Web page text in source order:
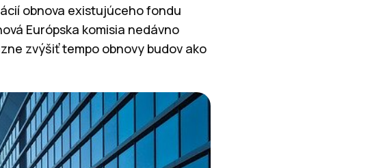
obnova existujúceho fondu
Európska komisia nedávno
zvýšiť tempo obnovy budov ako